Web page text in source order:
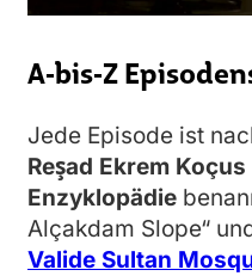
A‑bis‑Z
Jede Episode ist
Reşad Ekrem
Enzyklopädie
Alçakdam Slope“
Valide Sultan